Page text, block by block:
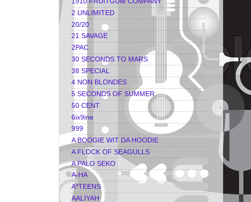
2 UNLIMITED
20/20
21 SAVAGE
2PAC
30 SECONDS TO MARS
38 SPECIAL
4 NON BLONDES
5 SECONDS OF SUMMER
50 CENT
6ix9ine
999
A BOOGIE WIT DA HOODIE
A FLOCK OF SEAGULLS
A PALO SEKO
A-HA
A*TEENS
AALIYAH